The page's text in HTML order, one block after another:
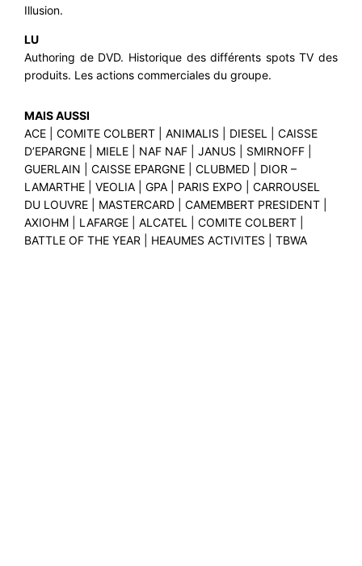
Illusion.
LU
Authoring de DVD. Historique des différents spots TV des
produits. Les actions commerciales du groupe.
MAIS AUSSI
ACE | COMITE COLBERT | ANIMALIS | DIESEL | CAISSE
D’EPARGNE | MIELE | NAF NAF | JANUS | SMIRNOFF |
GUERLAIN | CAISSE EPARGNE | CLUBMED | DIOR –
LAMARTHE | VEOLIA | GPA | PARIS EXPO | CARROUSEL
DU LOUVRE | MASTERCARD | CAMEMBERT PRESIDENT |
AXIOHM | LAFARGE | ALCATEL | COMITE COLBERT |
BATTLE OF THE YEAR | HEAUMES ACTIVITES | TBWA